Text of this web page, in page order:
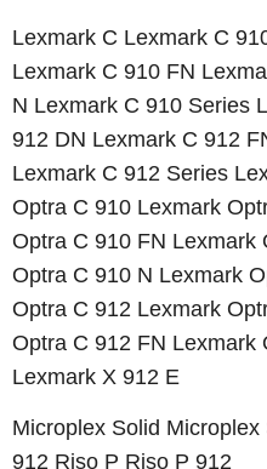
Lexmark C Lexmark C
Lexmark C 910 FN
N Lexmark C 910 Series
912 DN Lexmark C 912
Lexmark C 912 Series
Optra C 910 Lexmark
Optra C 910 FN Lexmark
Optra C 910 N Lexmark
Optra C 912 Lexmark
Optra C 912 FN Lexmark
Lexmark X 912 E
Microplex Solid
912 Riso P Riso P 912